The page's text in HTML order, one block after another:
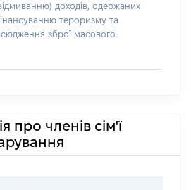
доходів, одержаних
тероризму та
зброї масового
про членів сім'ї